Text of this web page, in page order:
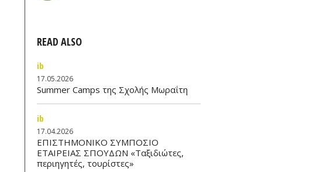
READ ALSO
ib
17.05.2026
Summer Camps της Σχολής Μωραΐτη
ib
17.04.2026
ΕΠΙΣΤΗΜΟΝΙΚΟ ΣΥΜΠΟΣΙΟ
ΕΤΑΙΡΕΙΑΣ ΣΠΟΥΔΩΝ «Ταξιδιώτες,
περιηγητές, τουρίστες»